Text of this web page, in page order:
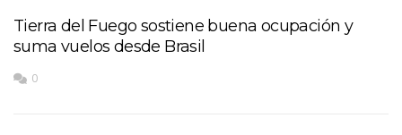
Tierra del Fuego sostiene buena ocupación y
suma vuelos desde Brasil
0